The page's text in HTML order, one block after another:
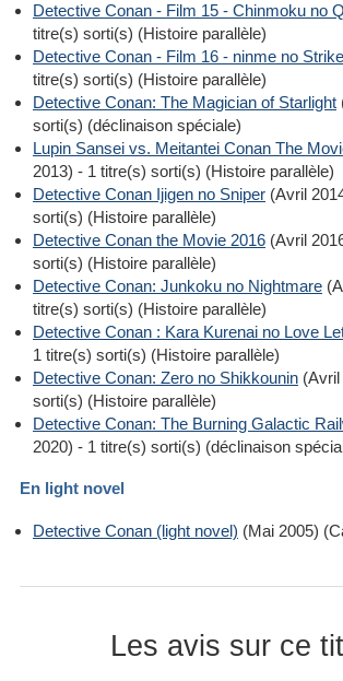
Detective Conan - Film 15 - Chinmoku no
titre(s) sorti(s) (Histoire parallèle)
Detective Conan - Film 16 - ninme no
titre(s) sorti(s) (Histoire parallèle)
Detective Conan: The Magician of Starlight
sorti(s) (déclinaison spéciale)
Lupin Sansei vs. Meitantei Conan The
2013) - 1 titre(s) sorti(s) (Histoire parallèle)
Detective Conan Ijigen no Sniper (Avril
sorti(s) (Histoire parallèle)
Detective Conan the Movie 2016 (Avril
sorti(s) (Histoire parallèle)
Detective Conan: Junkoku no Nightmare
titre(s) sorti(s) (Histoire parallèle)
Detective Conan : Kara Kurenai no Love
1 titre(s) sorti(s) (Histoire parallèle)
Detective Conan: Zero no Shikkounin
sorti(s) (Histoire parallèle)
Detective Conan: The Burning Galactic
2020) - 1 titre(s) sorti(s) (déclinaison
En light novel
Detective Conan (light novel) (Mai 2005)
Les avis sur ce